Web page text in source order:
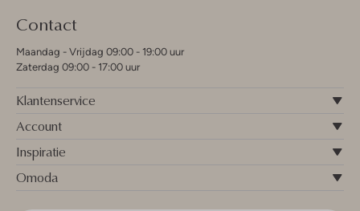
Contact
Maandag - Vrijdag 09:00 - 19:00 uur
Zaterdag 09:00 - 17:00 uur
Klantenservice
Account
Inspiratie
Omoda